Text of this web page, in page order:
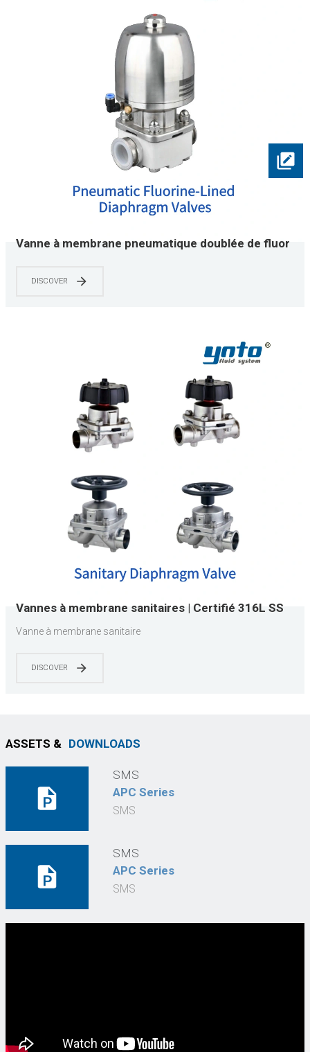
Vanne à membrane pneumatique doublée de fluor
chimique et semi-conducteur | 0 à 150 PSI
DISCOVER
Vannes à membrane sanitaires | Certifié 316L SS
3-A/EHEDG | Industrie pharmaceutique et
Vanne à membrane sanitaire
DISCOVER
ASSETS & DOWNLOADS
SMS
APC Series
SMS
SMS
APC Series
SMS